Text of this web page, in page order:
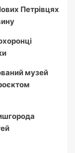
Петрівцях
музей